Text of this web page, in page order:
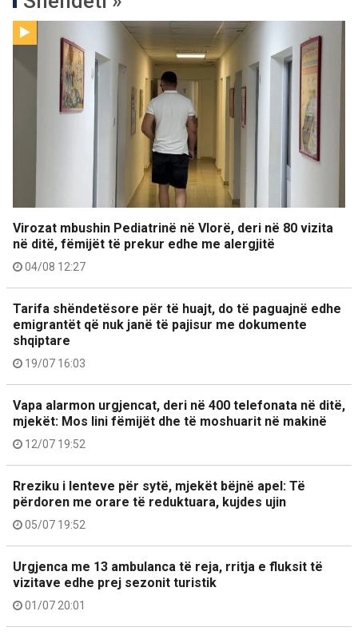
Virozat mbushin Pediatrinë në Vlorë, deri në 80 vizita
në ditë, fëmijët të prekur edhe me alergjitë
04/08 12:27
Tarifa shëndetësore për të huajt, do të paguajnë edhe
emigrantët që nuk janë të pajisur me dokumente
shqiptare
19/07 16:03
Vapa alarmon urgjencat, deri në 400 telefonata në ditë,
mjekët: Mos lini fëmijët dhe të moshuarit në makinë
12/07 19:52
Rreziku i lenteve për sytë, mjekët bëjnë apel: Të
përdoren me orare të reduktuara, kujdes ujin
05/07 19:52
Urgjenca me 13 ambulanca të reja, rritja e fluksit të
vizitave edhe prej sezonit turistik
01/07 20:01